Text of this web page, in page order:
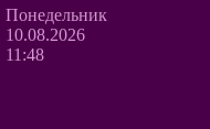
Понедельник
10.08.2026
11:48